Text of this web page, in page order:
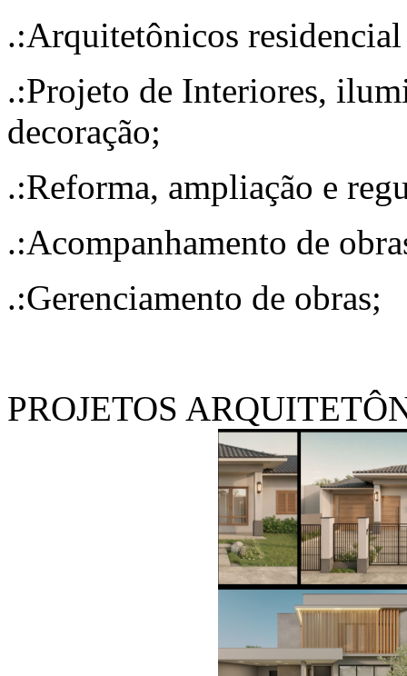
.:Arquitetônicos
.:Projeto de Interiores,
decoração;
.:Reforma, ampliação e
.:Acompanhamento de
.:Gerenciamento de obras;
PROJETOS